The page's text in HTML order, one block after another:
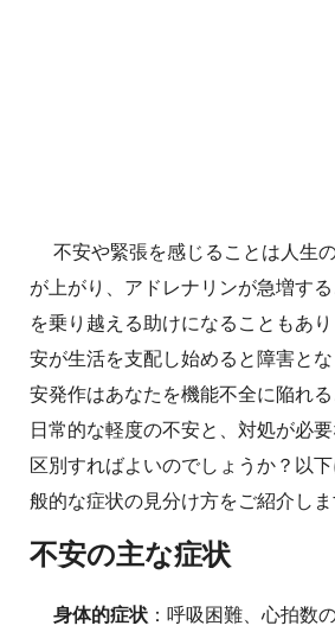
不安や緊張を感じることは人生
が上がり、アドレナリンが急増す
を乗り越える助けになることもあ
安が生活を支配し始めると障害と
安発作はあなたを機能不全に陥れる
日常的な軽度の不安と、対処が必
区別すればよいのでしょうか？以
般的な症状の見分け方をご紹介しま
不安の主な症状
身体的症状 ：呼吸困難、心拍数